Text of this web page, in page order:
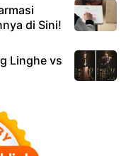
di Sini!
Linghe vs